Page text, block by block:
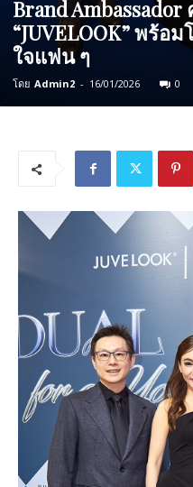
Brand
“JUVELOOK” พร้อ
ใจแฟน ๆ
โดย Admin2 - 16/01/2026 0